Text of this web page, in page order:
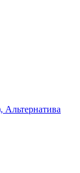
Альтернатива